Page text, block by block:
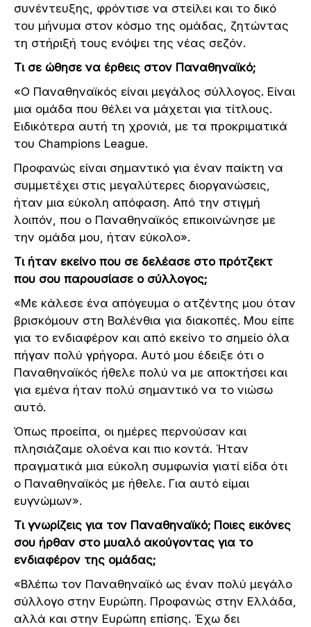
συνέντευξης, φρόντισε να στείλει και το δικό
του μήνυμα στον κόσμο της ομάδας, ζητώντας
τη στήριξή τους ενόψει της νέας σεζόν.
Τι σε ώθησε να έρθεις στον Παναθηναϊκό;
«Ο Παναθηναϊκός είναι μεγάλος σύλλογος. Είναι
μια ομάδα που θέλει να μάχεται για τίτλους.
Ειδικότερα αυτή τη χρονιά, με τα προκριματικά
του Champions League.
Προφανώς είναι σημαντικό για έναν παίκτη να
συμμετέχει στις μεγαλύτερες διοργανώσεις,
ήταν μια εύκολη απόφαση. Από την στιγμή
λοιπόν, που ο Παναθηναϊκός επικοινώνησε με
την ομάδα μου, ήταν εύκολο».
Τι ήταν εκείνο που σε δελέασε στο πρότζεκτ
που σου παρουσίασε ο σύλλογος;
«Με κάλεσε ένα απόγευμα ο ατζέντης μου όταν
βρισκόμουν στη Βαλένθια για διακοπές. Μου είπε
για το ενδιαφέρον και από εκείνο το σημείο όλα
πήγαν πολύ γρήγορα. Αυτό μου έδειξε ότι ο
Παναθηναϊκός ήθελε πολύ να με αποκτήσει και
για εμένα ήταν πολύ σημαντικό να το νιώσω
αυτό.
Όπως προείπα, οι ημέρες περνούσαν και
πλησιάζαμε ολοένα και πιο κοντά. Ήταν
πραγματικά μια εύκολη συμφωνία γιατί είδα ότι
ο Παναθηναϊκός με ήθελε. Για αυτό είμαι
ευγνώμων».
Τι γνωρίζεις για τον Παναθηναϊκό; Ποιες εικόνες
σου ήρθαν στο μυαλό ακούγοντας για το
ενδιαφέρον της ομάδας;
«Βλέπω τον Παναθηναϊκό ως έναν πολύ μεγάλο
σύλλογο στην Ευρώπη. Προφανώς στην Ελλάδα,
αλλά και στην Ευρώπη επίσης. Έχω δει